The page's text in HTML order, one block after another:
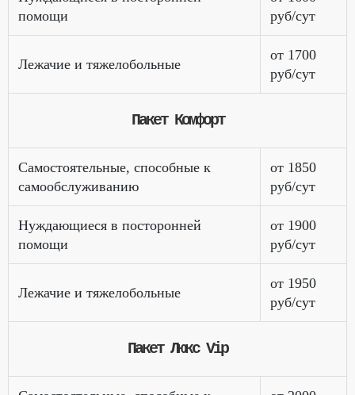
помощи
руб/сут
Лежачие и тяжелобольные
от 1700
руб/сут
Пакет Комфорт
Самостоятельные, способные к
самообслуживанию
от 1850
руб/сут
Нуждающиеся в посторонней
помощи
от 1900
руб/сут
Лежачие и тяжелобольные
от 1950
руб/сут
Пакет Люкс Vip